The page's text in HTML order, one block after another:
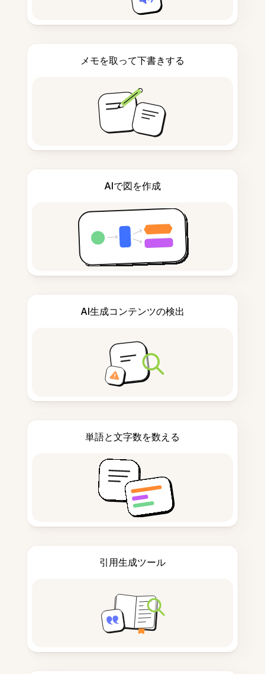
メモを取って下書きする
AIで図を作成
AI生成コンテンツの検出
単語と文字数を数える
引用生成ツール